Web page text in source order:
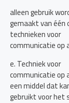
alleen gebruik
gemaakt van één
technieken voor
communicatie op
e. Techniek voor
communicatie op
een middel dat
gebruikt voor het